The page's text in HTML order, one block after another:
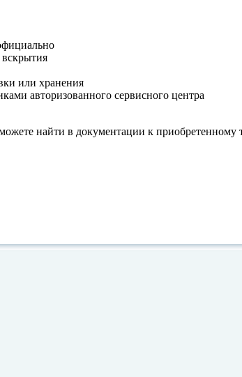
или хранения
авторизованного сервисного центра
найти в документации к приобретенному